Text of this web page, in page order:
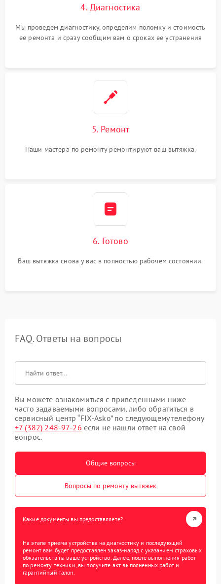
4. Диагностика
Мы проведем диагностику, определим поломку и стоимость
ее ремонта и сразу сообщим вам о сроках ее устранения
5. Ремонт
Наши мастера по ремонту ремонтируют ваш вытяжка.
6. Готово
Ваш вытяжка снова у вас в полностью рабочем состоянии.
FAQ. Ответы на вопросы
Вы можете ознакомиться с приведенными ниже
часто задаваемыми вопросами, либо обратиться в
сервисный центр “FIX-Asko” по следующему телефону
+7 (382) 248-97-26 если не нашли ответ на свой
вопрос.
Общие вопросы
Вопросы по ремонту вытяжек
Какие документы вы предоставляете?
На этапе приема устройства на диагностику и последующий
ремонт вам будет предоставлен заказ-наряд с указанием страховых
обязательств на ваше устройство. Далее, после выполнения работ
по ремонту техники, вы получите акт выполненных работ и
гарантийный талон.